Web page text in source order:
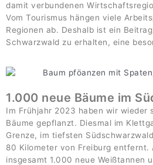
damit verbundenen
Vom Tourismus hängen viele
Regionen ab. Deshalb ist ein
Schwarzwald zu erhalten, eine
1.000 neue Bäume im
Im Frühjahr 2023 haben wir wieder
Bäume gepflanzt. Diesmal im
Grenze, im tiefsten
80 Kilometer von Freiburg entfernt.
insgesamt 1.000 neue Weißtannen